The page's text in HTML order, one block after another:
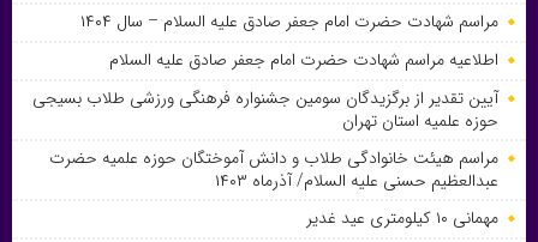
مراسم شهادت حضرت امام جعفر صادق علیه السلام – سال ۱۴۰۴
اطلاعیه مراسم شهادت حضرت امام جعفر صادق علیه السلام
آیین تقدیر از برگزیدگان سومین جشنواره فرهنگی ورزشی طلاب بسیجی
حوزه علمیه استان تهران
مراسم هیئت خانوادگی طلاب و دانش آموختگان حوزه علمیه حضرت
عبدالعظیم حسنی علیه السلام/ آذرماه ۱۴۰۳
مهمانی ۱۰ کیلومتری عید غدیر